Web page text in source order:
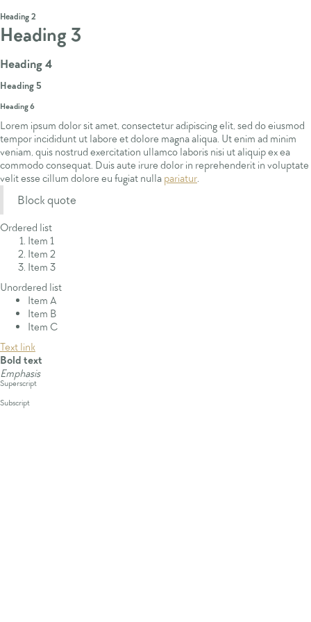
Heading 2
Heading 3
Heading 4
Heading 5
Heading 6
Lorem ipsum dolor sit amet, consectetur adipiscing elit, sed do eiusmod
tempor incididunt ut labore et dolore magna aliqua. Ut enim ad minim
veniam, quis nostrud exercitation ullamco laboris nisi ut aliquip ex ea
commodo consequat. Duis aute irure dolor in reprehenderit in voluptate
velit esse cillum dolore eu fugiat nulla pariatur.
Block quote
Ordered list
Item 1
Item 2
Item 3
Unordered list
Item A
Item B
Item C
Text link
Bold text
Emphasis
Superscript
Subscript